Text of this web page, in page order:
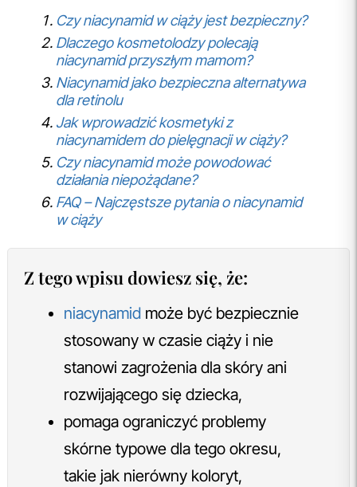
Czy niacynamid w ciąży jest bezpieczny?
Dlaczego kosmetolodzy polecają
niacynamid przyszłym mamom?
Niacynamid jako bezpieczna alternatywa
dla retinolu
Jak wprowadzić kosmetyki z
niacynamidem do pielęgnacji w ciąży?
Czy niacynamid może powodować
działania niepożądane?
FAQ – Najczęstsze pytania o niacynamid
w ciąży
Z tego wpisu dowiesz się, że:
niacynamidmoże być bezpiecznie
stosowany w czasie ciąży i nie
stanowi zagrożenia dla skóry ani
rozwijającego się dziecka,
pomaga ograniczyć problemy
skórne typowe dla tego okresu,
takie jak nierówny koloryt,